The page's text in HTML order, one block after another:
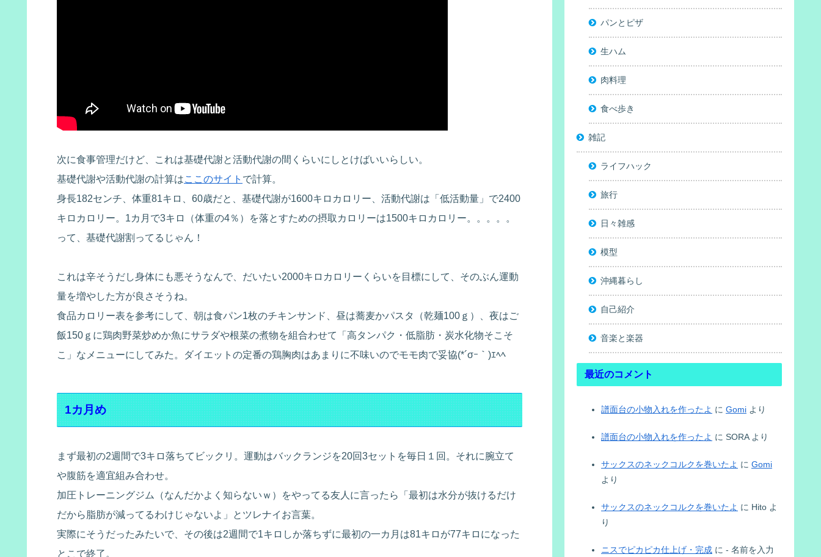
次に食事管理だけど、これは基礎代謝と活動代謝の間くらいにしとけばいいらしい。
基礎代謝や活動代謝の計算はここのサイト で計算。
身長182センチ、体重81キロ、60歳だと、基礎代謝が1600キロカロリー、活動代謝は「低活動量」で2400
キロカロリー。1カ月で3キロ（体重の4％）を落とすための摂取カロリーは1500キロカロリー。。。。。
って、基礎代謝割ってるじゃん！
これは辛そうだし身体にも悪そうなんで、だいたい2000キロカロリーくらいを目標にして、そのぶん運動
量を増やした方が良さそうね。
食品カロリー表を参考にして、朝は食パン1枚のチキンサンド、昼は蕎麦かパスタ（乾麺100ｇ）、夜はご
飯150ｇに鶏肉野菜炒めか魚にサラダや根菜の煮物を組合わせて「高タンパク・低脂肪・炭水化物そこそ
こ」なメニューにしてみた。ダイエットの定番の鶏胸肉はあまりに不味いのでモモ肉で妥協(*´σｰ｀)ｴﾍﾍ
1カ月め
まず最初の2週間で3キロ落ちてビックリ。運動はバックランジを20回3セットを毎日１回。それに腕立て
や腹筋を適宜組み合わせ。
加圧トレーニングジム（なんだかよく知らないｗ）をやってる友人に言ったら「最初は水分が抜けるだけ
だから脂肪が減ってるわけじゃないよ」とツレナイお言葉。
実際にそうだったみたいで、その後は2週間で1キロしか落ちずに最初の一カ月は81キロが77キロになった
とこで終了。
パンとピザ
生ハム
肉料理
食べ歩き
雑記
ライフハック
旅行
日々雑感
模型
沖縄暮らし
自己紹介
音楽と楽器
最近のコメント
譜面台の小物入れを作ったよ に Gomi より
譜面台の小物入れを作ったよ に SORAより
サックスのネックコルクを巻いたよ に Gomi
より
サックスのネックコルクを巻いたよ に Hito よ
り
ニスでピカピカ仕上げ・完成 に - 名前を入力